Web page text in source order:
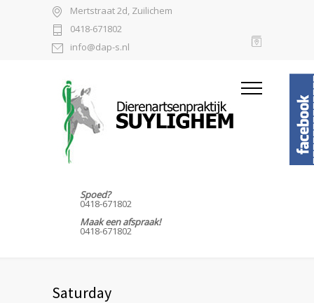
Mertstraat 2d, Zuilichem
0418-671802
info@dap-s.nl
Spoed?
0418-671802
Maak een afspraak!
0418-671802
Saturday